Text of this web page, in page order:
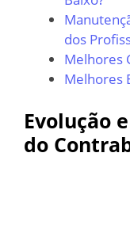
dos
Melhores
Melhores
Evolução
do